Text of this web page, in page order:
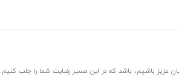
عزیز باشیم، باشد که در این مسیر رضایت شما را جلب کنیم.